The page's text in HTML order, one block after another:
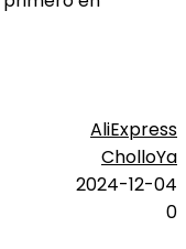
AliExpress
CholloYa
2024-12-04
0